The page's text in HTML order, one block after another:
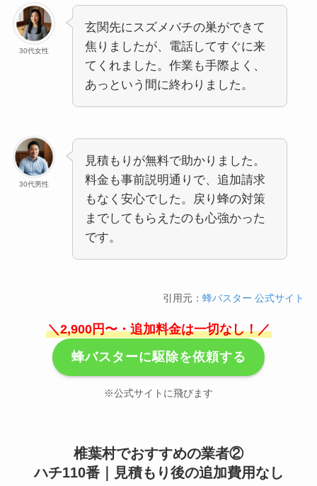
30代女性
玄関先にスズメバチの巣ができて
焦りましたが、電話してすぐに来
てくれました。作業も手際よく、
あっという間に終わりました。
30代男性
見積もりが無料で助かりました。
料金も事前説明通りで、追加請求
もなく安心でした。戻り蜂の対策
までしてもらえたのも心強かった
です。
引用元：蜂バスター 公式サイト
＼2,900円〜・追加料金は一切なし！／
蜂バスターに駆除を依頼する
※公式サイトに飛びます
椎葉村でおすすめの業者②
ハチ110番｜見積もり後の追加費用なし